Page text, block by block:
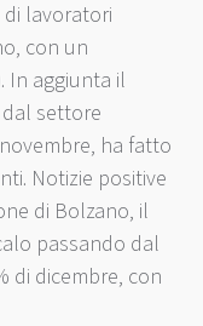
lavoratori
con un
In aggiunta il
settore
ha fatto
Notizie positive
di Bolzano, il
passando dal
di dicembre, con